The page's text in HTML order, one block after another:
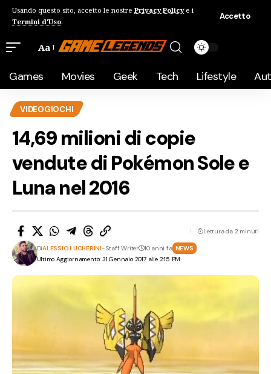
Usando questo sito, accetto le nostre Privacy Policye i
Termini d'Uso.
Accetto
Aa
Games Movies Geek Tech Lifestyle
VIDEOGIOCHI
14,69 milioni di copie
vendute di Pokémon Sole e
Luna nel 2016
Ultimo Aggiornamento: 31 Gennaio 2017 alle 2:15 PM
DiALESSIO LUCHERINI- Staff Writer 10 anni fa NEWS
Lettura da 2 minuti